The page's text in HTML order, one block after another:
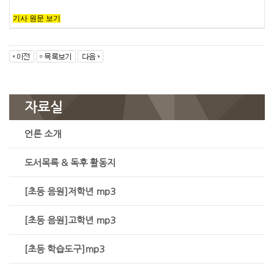
기사 원문 보기
자료실
언론 소개
도서목록 & 독후 활동지
[초등 음원]저학년 mp3
[초등 음원]고학년 mp3
[초등 학습도구]mp3